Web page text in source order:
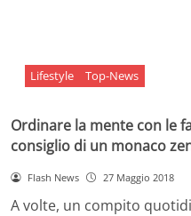
Lifestyle Top-News
Ordinare la mente con le
consiglio di un monaco
Flash News 27 Maggio 2018
A volte, un compito